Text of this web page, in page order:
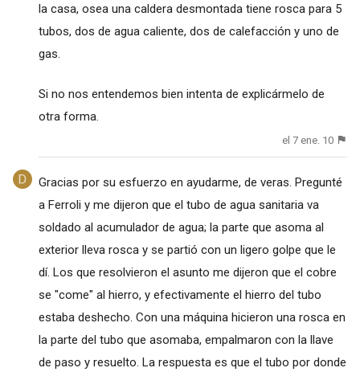
la casa, osea una caldera desmontada tiene rosca para 5
tubos, dos de agua caliente, dos de calefacción y uno de
gas.
Si no nos entendemos bien intenta de explicármelo de
otra forma.
el 7 ene. 10
Gracias por su esfuerzo en ayudarme, de veras. Pregunté
a Ferroli y me dijeron que el tubo de agua sanitaria va
soldado al acumulador de agua; la parte que asoma al
exterior lleva rosca y se partió con un ligero golpe que le
dí. Los que resolvieron el asunto me dijeron que el cobre
se "come" al hierro, y efectivamente el hierro del tubo
estaba deshecho. Con una máquina hicieron una rosca en
la parte del tubo que asomaba, empalmaron con la llave
de paso y resuelto. La respuesta es que el tubo por donde